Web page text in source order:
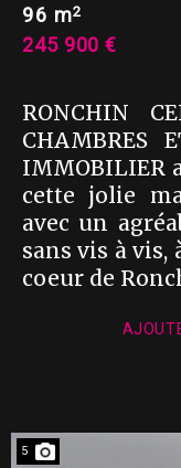
96 m2
245 900 €
RONCHIN
CHAMBRES
IMMOBILIER
cette jolie
avec un
sans vis à vis,
coeur de
5